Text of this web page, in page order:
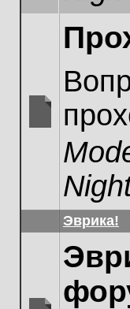
unread
Эврика!